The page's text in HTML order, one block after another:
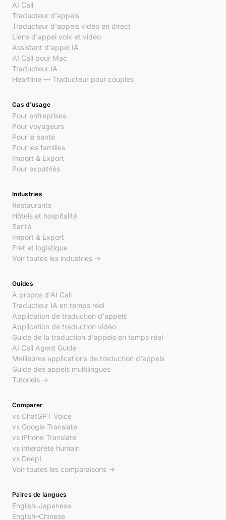
AI Call
Traducteur d'appels
Traducteur d'appels vidéo en direct
Liens d'appel voix et vidéo
Assistant d'appel IA
AI Call pour Mac
Traducteur IA
Heartline — Traducteur pour couples
Cas d'usage
Pour entreprises
Pour voyageurs
Pour la santé
Pour les familles
Import & Export
Pour expatriés
Industries
Restaurants
Hôtels et hospitalité
Santé
Import & Export
Fret et logistique
Voir toutes les industries →
Guides
À propos d'AI Call
Traducteur IA en temps réel
Application de traduction d'appels
Application de traduction vidéo
Guide de la traduction d'appels en temps réel
AI Call Agent Guide
Meilleures applications de traduction d'appels
Guide des appels multilingues
Tutoriels →
Comparer
vs ChatGPT Voice
vs Google Translate
vs iPhone Translate
vs interprète humain
vs DeepL
Voir toutes les comparaisons →
Paires de langues
English–Japanese
English–Chinese